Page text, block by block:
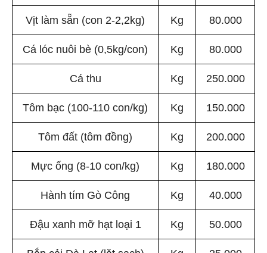
Vịt làm sẵn (con 2-2,2kg) Kg 80.000
Cá lóc nuôi bè (0,5kg/con) Kg 80.000
Cá thu Kg 250.000
Tôm bạc (100-110 con/kg) Kg 150.000
Tôm đất (tôm đồng) Kg 200.000
Mực ống (8-10 con/kg) Kg 180.000
Hành tím Gò Công Kg 40.000
Đậu xanh mỡ hạt loại 1 Kg 50.000